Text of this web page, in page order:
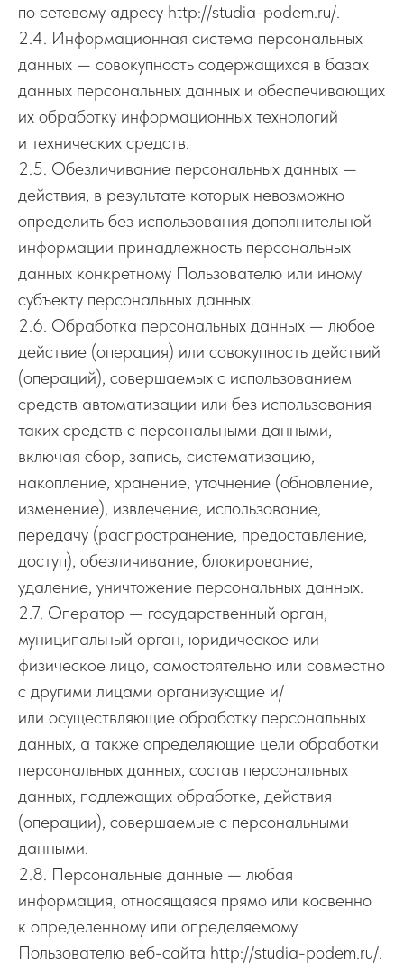
по сетевому адресу http://studia-podem.ru/.
2.4. Информационная система персональных
данных — совокупность содержащихся в базах
данных персональных данных и обеспечивающих
их обработку информационных технологий
и технических средств.
2.5. Обезличивание персональных данных —
действия, в результате которых невозможно
определить без использования дополнительной
информации принадлежность персональных
данных конкретному Пользователю или иному
субъекту персональных данных.
2.6. Обработка персональных данных — любое
действие (операция) или совокупность действий
(операций), совершаемых с использованием
средств автоматизации или без использования
таких средств с персональными данными,
включая сбор, запись, систематизацию,
накопление, хранение, уточнение (обновление,
изменение), извлечение, использование,
передачу (распространение, предоставление,
доступ), обезличивание, блокирование,
удаление, уничтожение персональных данных.
2.7. Оператор — государственный орган,
муниципальный орган, юридическое или
физическое лицо, самостоятельно или совместно
с другими лицами организующие и/
или осуществляющие обработку персональных
данных, а также определяющие цели обработки
персональных данных, состав персональных
данных, подлежащих обработке, действия
(операции), совершаемые с персональными
данными.
2.8. Персональные данные — любая
информация, относящаяся прямо или косвенно
к определенному или определяемому
Пользователю веб-сайта http://studia-podem.ru/.